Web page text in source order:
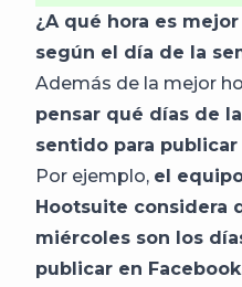
¿A qué hora es
según el día de la
Además de la mejor
pensar qué días de
sentido para
Por ejemplo, el
Hootsuite considera
miércoles son los
publicar en